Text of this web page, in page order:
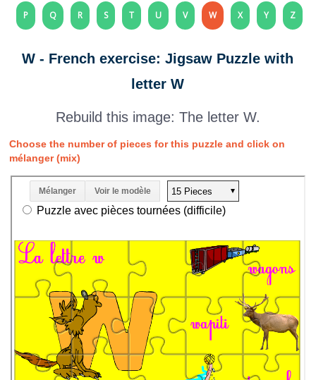
P Q R S T U V W X Y Z
W - French exercise: Jigsaw Puzzle with
letter W
Rebuild this image: The letter W.
Choose the number of pieces for this puzzle and click on
mélanger (mix)